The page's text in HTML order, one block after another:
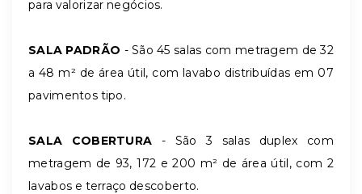
para valorizar negócios.
SALA PADRÃO - São 45 salas com metragem de 32
a 48 m² de área útil, com lavabo distribuídas em 07
pavimentos tipo.
SALA COBERTURA - São 3 salas duplex com
metragem de 93, 172 e 200 m² de área útil, com 2
lavabos e terraço descoberto.